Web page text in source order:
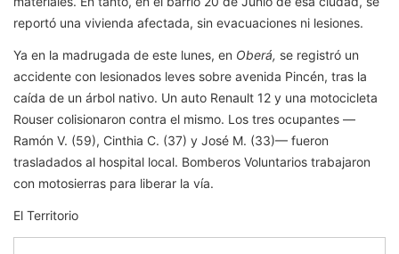
reportó una vivienda afectada, sin evacuaciones ni lesiones.
Ya en la madrugada de este lunes, en Oberá, se registró un
accidente con lesionados leves sobre avenida Pincén, tras la
caída de un árbol nativo. Un auto Renault 12 y una motocicleta
Rouser colisionaron contra el mismo. Los tres ocupantes —
Ramón V. (59), Cinthia C. (37) y José M. (33)— fueron
trasladados al hospital local. Bomberos Voluntarios trabajaron
con motosierras para liberar la vía.
El Territorio